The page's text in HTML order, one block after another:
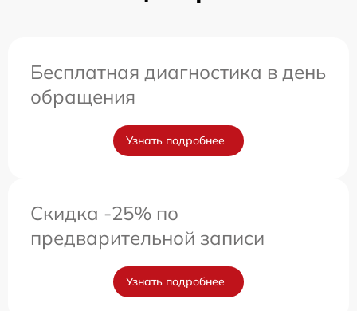
Бесплатная диагностика в день
обращения
Узнать подробнее
Скидка -25% по
предварительной записи
Узнать подробнее